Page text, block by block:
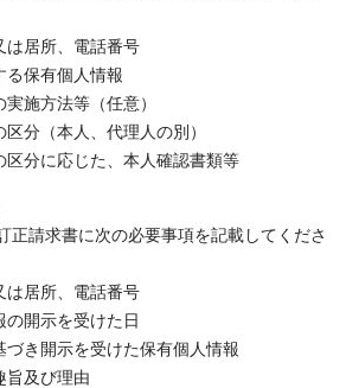
居所、電話番号
保有個人情報
施方法等（任意）
分（本人、代理人の別）
分に応じた、本人確認書類等
請求書に次の必要事項を記載してくださ
居所、電話番号
開示を受けた日
き開示を受けた保有個人情報
及び理由